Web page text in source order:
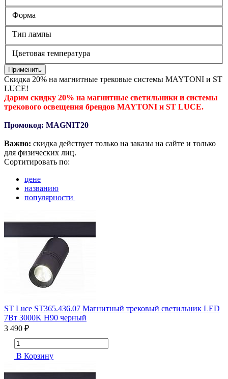
Форма
Тип лампы
Цветовая температура
Применить
Скидка 20% на магнитные трековые системы MAYTONI и ST
LUCE!
Дарим скидку 20% на магнитные светильники и системы
трекового освещения брендов MAYTONI и ST LUCE.
Промокод: MAGNIT20
Важно: скидка действует только на заказы на сайте и только
для физических лиц.
Сортитировать по:
цене
названию
популярности
ST Luce ST365.436.07 Магнитный трековый светильник LED
7Вт 3000K H90 черный
3 490 ₽
В Корзину